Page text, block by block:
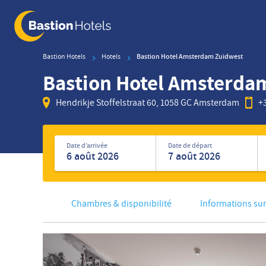
main
Bastion Hotels Hotels Bastion Hotel Amsterdam Zuidwest
Bastion Hotel
Hendrikje Stoffelstraat 60, 1058 GC Amsterdam
Rechercher
hôtels
Date d’arrivée Date de départ
Chambres & disponibilité Informations